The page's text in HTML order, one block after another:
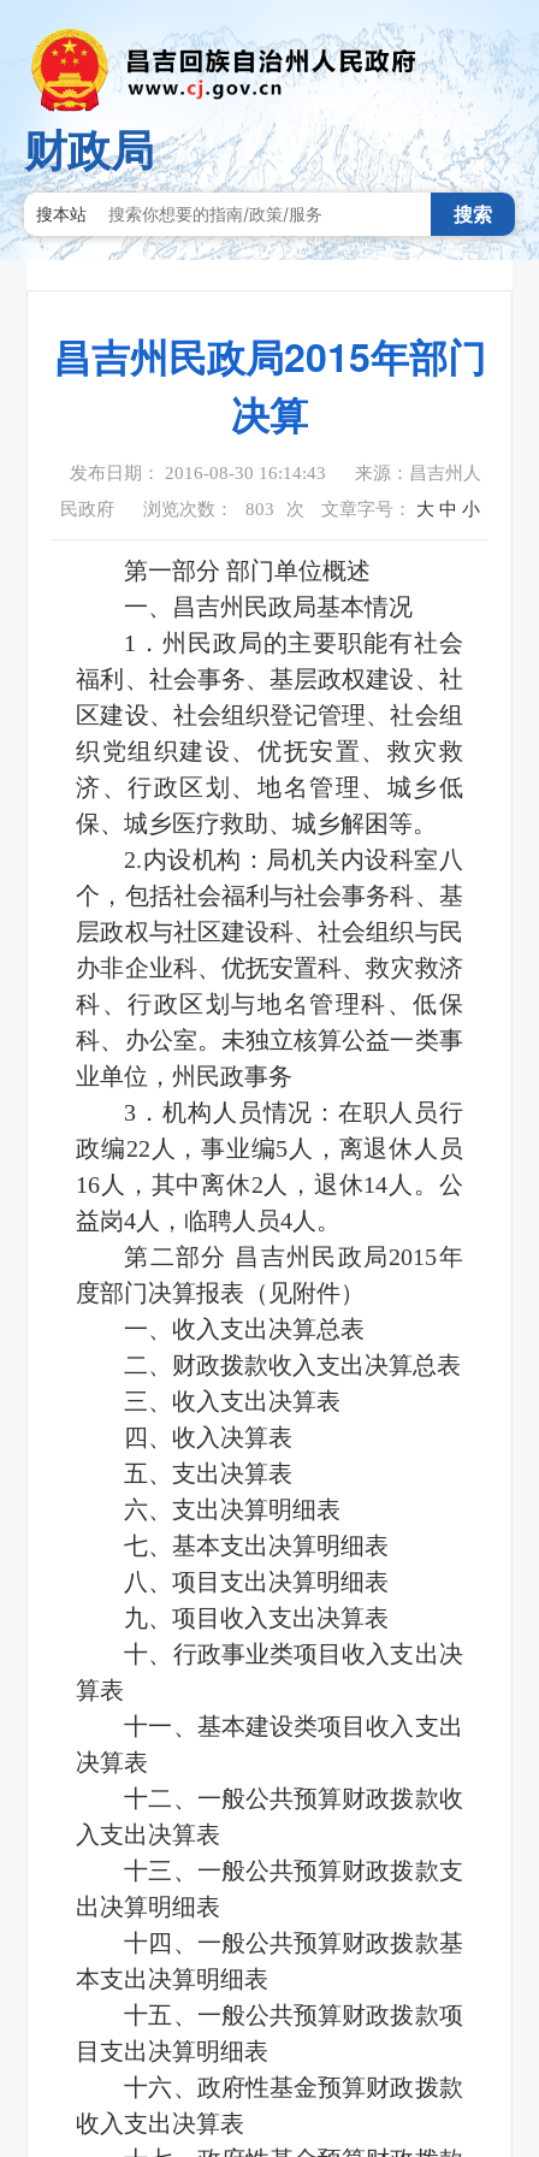
财政局
搜本站 搜索
昌吉州民政局2015年部门
决算
发布日期： 2016-08-30 16:14:43
来源：昌吉州人
民政府
浏览次数： 803 次 文章字号： 大 中 小
第一部分 部门单位概述
一、昌吉州民政局基本情况
1．州民政局的主要职能有社会
福利、社会事务、基层政权建设、社
区建设、社会组织登记管理、社会组
织党组织建设、优抚安置、救灾救
济、行政区划、地名管理、城乡低
保、城乡医疗救助、城乡解困等。
2.内设机构：局机关内设科室八
个，包括社会福利与社会事务科、基
层政权与社区建设科、社会组织与民
办非企业科、优抚安置科、救灾救济
科、行政区划与地名管理科、低保
科、办公室。未独立核算公益一类事
业单位，州民政事务
3．机构人员情况：在职人员行
政编22人，事业编5人，离退休人员
16人，其中离休2人，退休14人。公
益岗4人，临聘人员4人。
第二部分 昌吉州民政局2015年
度部门决算报表（见附件）
一、收入支出决算总表
二、财政拨款收入支出决算总表
三、收入支出决算表
四、收入决算表
五、支出决算表
六、支出决算明细表
七、基本支出决算明细表
八、项目支出决算明细表
九、项目收入支出决算表
十、行政事业类项目收入支出决
算表
十一、基本建设类项目收入支出
决算表
十二、一般公共预算财政拨款收
入支出决算表
十三、一般公共预算财政拨款支
出决算明细表
十四、一般公共预算财政拨款基
本支出决算明细表
十五、一般公共预算财政拨款项
目支出决算明细表
十六、政府性基金预算财政拨款
收入支出决算表